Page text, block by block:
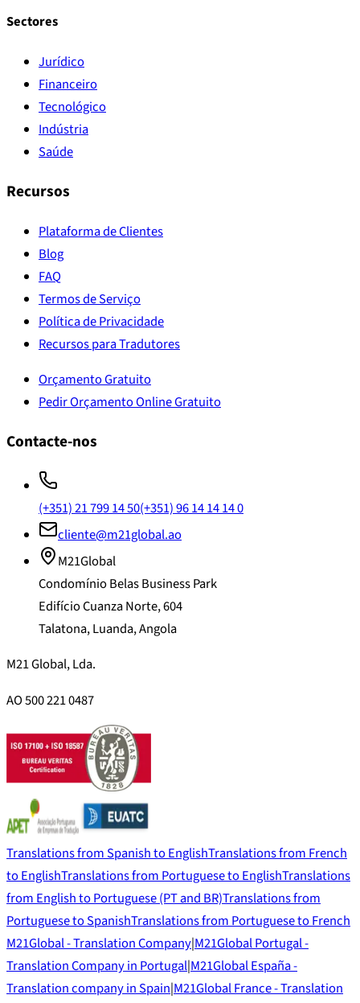
Sectores
Jurídico
Financeiro
Tecnológico
Indústria
Saúde
Recursos
Plataforma de Clientes
Blog
FAQ
Termos de Serviço
Política de Privacidade
Recursos para Tradutores
Orçamento Gratuito
Pedir Orçamento Online Gratuito
Contacte-nos
(+351) 21 799 14 50(+351) 96 14 14 14 0
cliente@m21global.ao
M21Global
Condomínio Belas Business Park
Edifício Cuanza Norte, 604
Talatona, Luanda, Angola
M21 Global, Lda.
AO 500 221 0487
Translations from Spanish to EnglishTranslations from French
to EnglishTranslations from Portuguese to EnglishTranslations
from English to Portuguese (PT and BR)Translations from
Portuguese to SpanishTranslations from Portuguese to French
M21Global - Translation Company|M21Global Portugal -
Translation Company in Portugal|M21Global España -
Translation company in Spain|M21Global France - Translation